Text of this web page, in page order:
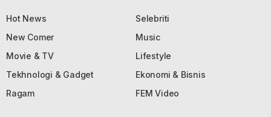
Hot News
Selebriti
New Comer
Music
Movie & TV
Lifestyle
Tekhnologi & Gadget
Ekonomi & Bisnis
Ragam
FEM Video